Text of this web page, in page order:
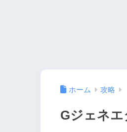
ホーム 攻略
Gジェネ